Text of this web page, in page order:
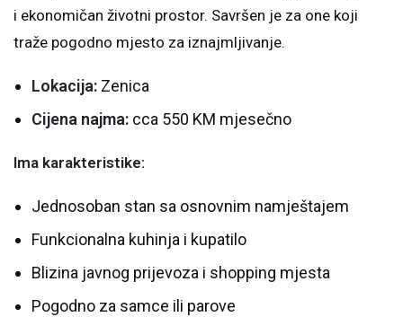
i ekonomičan životni prostor. Savršen je za one koji
traže pogodno mjesto za iznajmljivanje.
Lokacija: Zenica
Cijena najma: cca 550 KM mjesečno
Ima karakteristike:
Jednosoban stan sa osnovnim namještajem
Funkcionalna kuhinja i kupatilo
Blizina javnog prijevoza i shopping mjesta
Pogodno za samce ili parove